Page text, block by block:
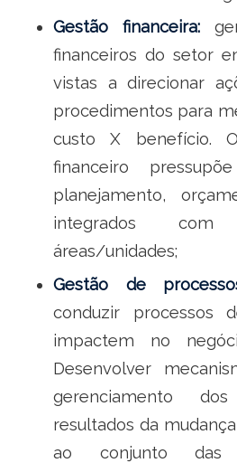
Gestão financeira:
financeiros do setor
vistas a direcionar
procedimentos para
custo X benefício.
financeiro
planejamento,
integrados
áreas/unidades;
Gestão de
conduzir processos
impactem no
Desenvolver
gerenciamento
resultados da
ao conjunto das